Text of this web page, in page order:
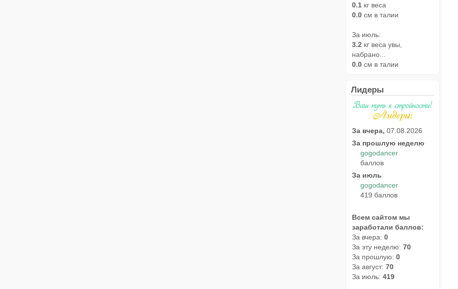
0.1 кг веса
0.0 см в талии
За июль:
3.2 кг веса увы,
набрано...
0.0 см в талии
Лидеры
За вчера, 07.08.2026
За прошлую неделю
gogodancer
баллов
За июль
gogodancer
419 баллов
Всем сайтом мы
заработали баллов:
За вчера: 0
За эту неделю: 70
За прошлую: 0
За август: 70
За июль: 419